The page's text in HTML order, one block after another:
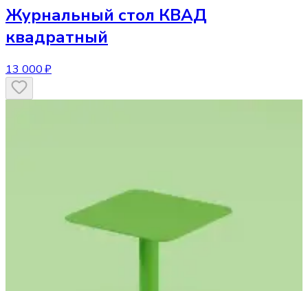
Журнальный стол КВАД
квадратный
13 000 ₽